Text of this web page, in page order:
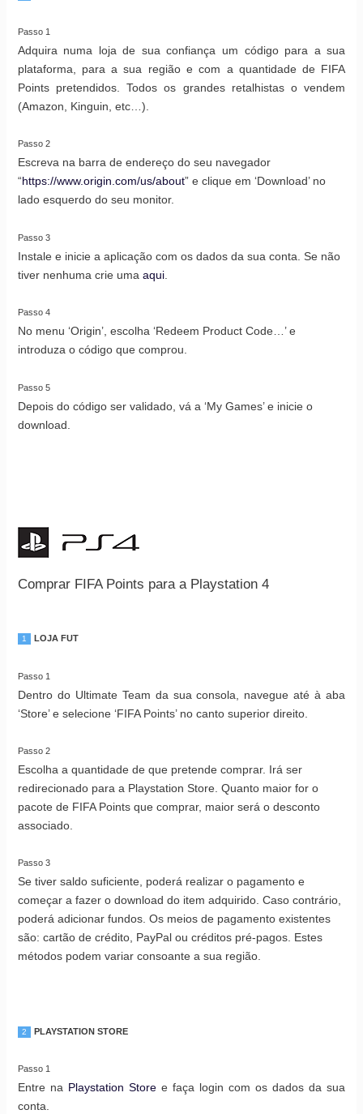
Passo 1
Adquira numa loja de sua confiança um código para a sua
plataforma, para a sua região e com a quantidade de FIFA
Points pretendidos. Todos os grandes retalhistas o vendem
(Amazon, Kinguin, etc…).
Passo 2
Escreva na barra de endereço do seu navegador
“https://www.origin.com/us/about” e clique em ‘Download’ no
lado esquerdo do seu monitor.
Passo 3
Instale e inicie a aplicação com os dados da sua conta. Se não
tiver nenhuma crie uma aqui.
Passo 4
No menu ‘Origin’, escolha ‘Redeem Product Code…’ e
introduza o código que comprou.
Passo 5
Depois do código ser validado, vá a ‘My Games’ e inicie o
download.
Comprar FIFA Points para a Playstation 4
1 LOJA FUT
Passo 1
Dentro do Ultimate Team da sua consola, navegue até à aba
‘Store’ e selecione ‘FIFA Points’ no canto superior direito.
Passo 2
Escolha a quantidade de que pretende comprar. Irá ser
redirecionado para a Playstation Store. Quanto maior for o
pacote de FIFA Points que comprar, maior será o desconto
associado.
Passo 3
Se tiver saldo suficiente, poderá realizar o pagamento e
começar a fazer o download do item adquirido. Caso contrário,
poderá adicionar fundos. Os meios de pagamento existentes
são: cartão de crédito, PayPal ou créditos pré-pagos. Estes
métodos podem variar consoante a sua região.
2 PLAYSTATION STORE
Passo 1
Entre na Playstation Storee faça login com os dados da sua
conta.